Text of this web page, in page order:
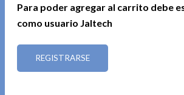
Para poder agregar al carrito debe
como usuario Jaltech
REGISTRARSE